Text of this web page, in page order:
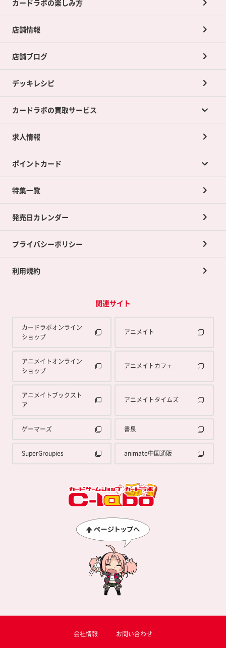
カードラボの楽しみ方
店舗情報
店舗ブログ
デッキレシピ
カードラボの買取サービス
カードラボの買取サービスTOP
店舗買取について
ネット買取について
買取承諾書について
求人情報
ポイントカード
ポイントカードTOP
ポイント交換景品
特集一覧
発売日カレンダー
プライバシーポリシー
利用規約
関連サイト
カードラボオンライン
ショップ
アニメイト
アニメイトオンライン
ショップ
アニメイトカフェ
アニメイトブックスト
ア
アニメイトタイムズ
ゲーマーズ 書泉
SuperGroupies animate中国通販
会社情報 お問い合わせ